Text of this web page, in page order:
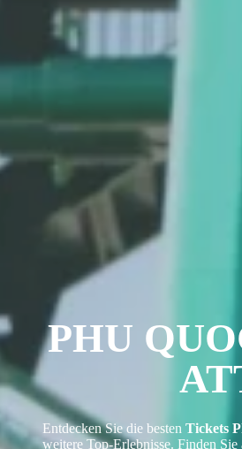
PHU
Entdecken Sie die besten Tickets
weitere Top-Erlebnisse. Finden